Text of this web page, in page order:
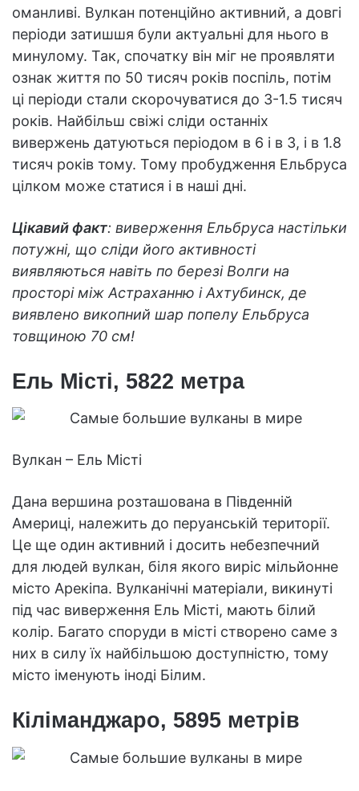
оманливі. Вулкан потенційно активний, а довгі
періоди затишшя були актуальні для нього в
минулому. Так, спочатку він міг не проявляти
ознак життя по 50 тисяч років поспіль, потім
ці періоди стали скорочуватися до 3-1.5 тисяч
років. Найбільш свіжі сліди останніх
вивержень датуються періодом в 6 і в 3, і в 1.8
тисяч років тому. Тому пробудження Ельбруса
цілком може статися і в наші дні.
Цікавий факт: виверження Ельбруса настільки
потужні, що сліди його активності
виявляються навіть по березі Волги на
просторі між Астраханню і Ахтубинск, де
виявлено викопний шар попелу Ельбруса
товщиною 70 см!
Ель Місті, 5822 метра
Вулкан – Ель Місті
Дана вершина розташована в Південній
Америці, належить до перуанській території.
Це ще один активний і досить небезпечний
для людей вулкан, біля якого виріс мільйонне
місто Арекіпа. Вулканічні матеріали, викинуті
під час виверження Ель Місті, мають білий
колір. Багато споруди в місті створено саме з
них в силу їх найбільшою доступністю, тому
місто іменують іноді Білим.
Кіліманджаро, 5895 метрів